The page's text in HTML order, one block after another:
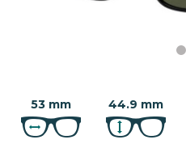
53 mm 44.9 mm